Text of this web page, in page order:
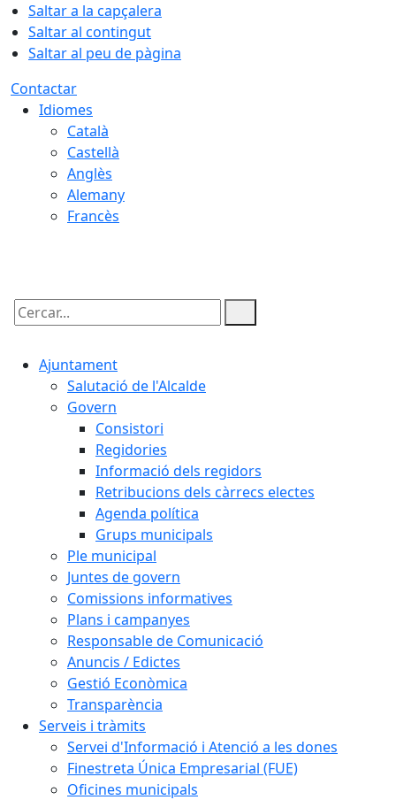
Saltar a la capçalera
Saltar al contingut
Saltar al peu de pàgina
Contactar
Idiomes
Català
Castellà
Anglès
Alemany
Francès
Cercar:
Ajuntament
Salutació de l'Alcalde
Govern
Consistori
Regidories
Informació dels regidors
Retribucions dels càrrecs electes
Agenda política
Grups municipals
Ple municipal
Juntes de govern
Comissions informatives
Plans i campanyes
Responsable de Comunicació
Anuncis / Edictes
Gestió Econòmica
Transparència
Serveis i tràmits
Servei d'Informació i Atenció a les dones
Finestreta Única Empresarial (FUE)
Oficines municipals